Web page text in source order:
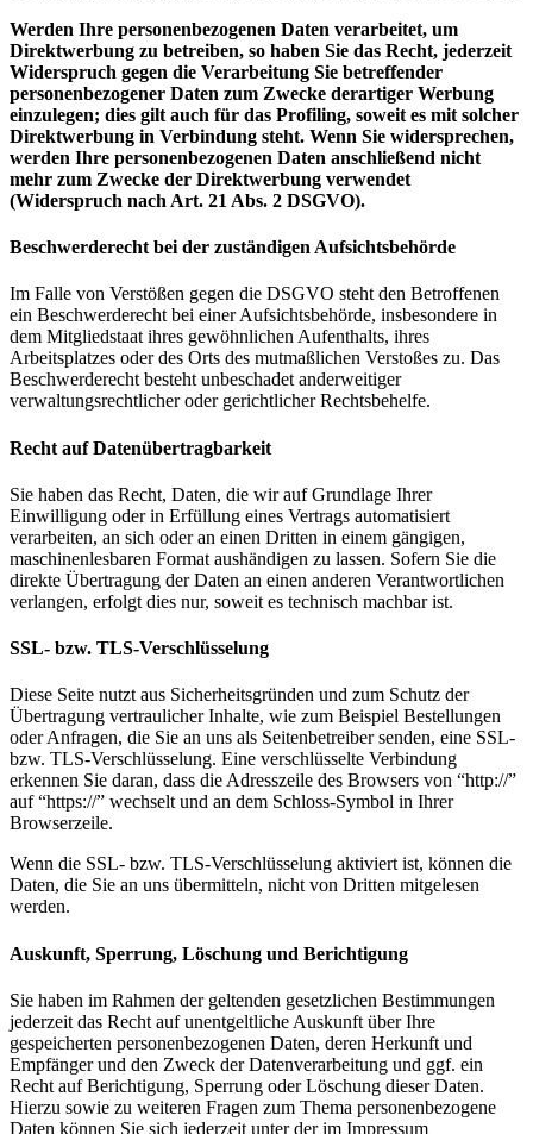
Werden Ihre personenbezogenen Daten verarbeitet, um
Direktwerbung zu betreiben, so haben Sie das Recht, jederzeit
Widerspruch gegen die Verarbeitung Sie betreffender
personenbezogener Daten zum Zwecke derartiger Werbung
einzulegen; dies gilt auch für das Profiling, soweit es mit solcher
Direktwerbung in Verbindung steht. Wenn Sie widersprechen,
werden Ihre personenbezogenen Daten anschließend nicht
mehr zum Zwecke der Direktwerbung verwendet
(Widerspruch nach Art. 21 Abs. 2 DSGVO).
Beschwerderecht bei der zuständigen Aufsichtsbehörde
Im Falle von Verstößen gegen die DSGVO steht den Betroffenen
ein Beschwerderecht bei einer Aufsichtsbehörde, insbesondere in
dem Mitgliedstaat ihres gewöhnlichen Aufenthalts, ihres
Arbeitsplatzes oder des Orts des mutmaßlichen Verstoßes zu. Das
Beschwerderecht besteht unbeschadet anderweitiger
verwaltungsrechtlicher oder gerichtlicher Rechtsbehelfe.
Recht auf Datenübertragbarkeit
Sie haben das Recht, Daten, die wir auf Grundlage Ihrer
Einwilligung oder in Erfüllung eines Vertrags automatisiert
verarbeiten, an sich oder an einen Dritten in einem gängigen,
maschinenlesbaren Format aushändigen zu lassen. Sofern Sie die
direkte Übertragung der Daten an einen anderen Verantwortlichen
verlangen, erfolgt dies nur, soweit es technisch machbar ist.
SSL- bzw. TLS-Verschlüsselung
Diese Seite nutzt aus Sicherheitsgründen und zum Schutz der
Übertragung vertraulicher Inhalte, wie zum Beispiel Bestellungen
oder Anfragen, die Sie an uns als Seitenbetreiber senden, eine SSL-
bzw. TLS-Verschlüsselung. Eine verschlüsselte Verbindung
erkennen Sie daran, dass die Adresszeile des Browsers von “http://”
auf “https://” wechselt und an dem Schloss-Symbol in Ihrer
Browserzeile.
Wenn die SSL- bzw. TLS-Verschlüsselung aktiviert ist, können die
Daten, die Sie an uns übermitteln, nicht von Dritten mitgelesen
werden.
Auskunft, Sperrung, Löschung und Berichtigung
Sie haben im Rahmen der geltenden gesetzlichen Bestimmungen
jederzeit das Recht auf unentgeltliche Auskunft über Ihre
gespeicherten personenbezogenen Daten, deren Herkunft und
Empfänger und den Zweck der Datenverarbeitung und ggf. ein
Recht auf Berichtigung, Sperrung oder Löschung dieser Daten.
Hierzu sowie zu weiteren Fragen zum Thema personenbezogene
Daten können Sie sich jederzeit unter der im Impressum